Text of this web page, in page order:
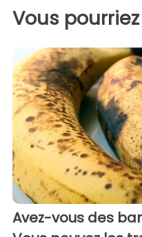
Vous
Avez-vous des